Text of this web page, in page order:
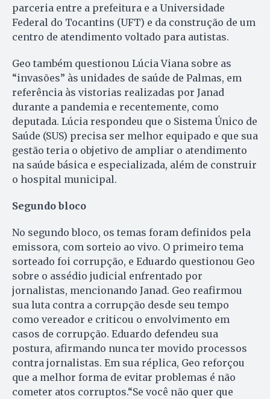
parceria entre a prefeitura e a Universidade
Federal do Tocantins (UFT) e da construção de um
centro de atendimento voltado para autistas.
Geo também questionou Lúcia Viana sobre as
“invasões” às unidades de saúde de Palmas, em
referência às vistorias realizadas por Janad
durante a pandemia e recentemente, como
deputada. Lúcia respondeu que o Sistema Único de
Saúde (SUS) precisa ser melhor equipado e que sua
gestão teria o objetivo de ampliar o atendimento
na saúde básica e especializada, além de construir
o hospital municipal.
Segundo bloco
No segundo bloco, os temas foram definidos pela
emissora, com sorteio ao vivo. O primeiro tema
sorteado foi corrupção, e Eduardo questionou Geo
sobre o assédio judicial enfrentado por
jornalistas, mencionando Janad. Geo reafirmou
sua luta contra a corrupção desde seu tempo
como vereador e criticou o envolvimento em
casos de corrupção. Eduardo defendeu sua
postura, afirmando nunca ter movido processos
contra jornalistas. Em sua réplica, Geo reforçou
que a melhor forma de evitar problemas é não
cometer atos corruptos.“Se você não quer que